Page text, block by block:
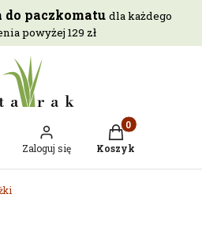
do paczkomatu dla każdego
powyżej 129 zł
wyszukiwarkę
Zaloguj się
Produkty w
Koszyk